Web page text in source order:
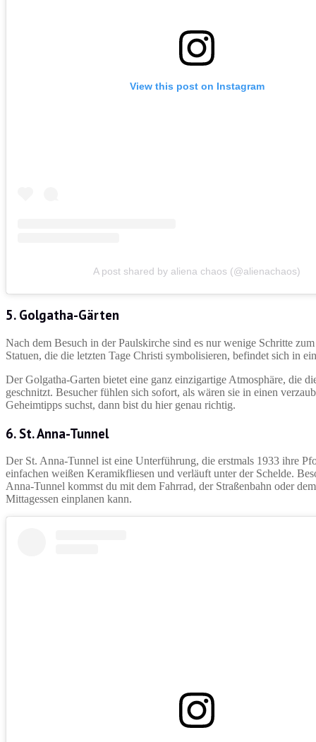
View this post on Instagram
A post shared by aliena chaos (@alienachaos)
5. Golgatha-Gärten
Nach dem Besuch in der Paulskirche sind es nur wenige Schritte
Statuen, die die letzten Tage Christi symbolisieren, befindet sich in
Der Golgatha-Garten bietet eine ganz einzigartige Atmosphäre, die
geschnitzt. Besucher fühlen sich sofort, als wären sie in einen
Geheimtipps suchst, dann bist du hier genau richtig.
6. St. Anna-Tunnel
Der St. Anna-Tunnel ist eine Unterführung, die erstmals 1933 ihre
einfachen weißen Keramikfliesen und verläuft unter der Schelde.
Anna-Tunnel kommst du mit dem Fahrrad, der Straßenbahn oder
Mittagessen einplanen kann.